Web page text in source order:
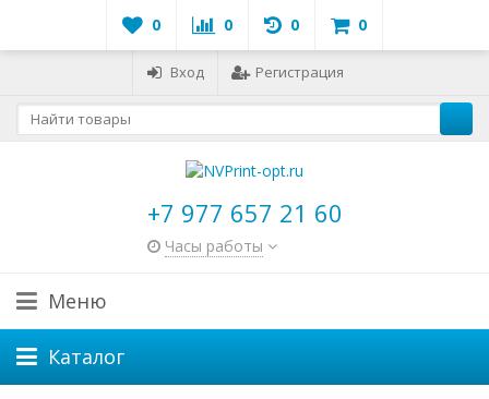
0 0 0 0
Вход Регистрация
+7 977 657 21 60
Часы работы
Меню
Каталог